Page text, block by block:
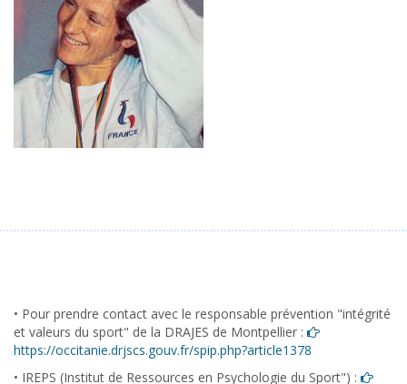
• Pour prendre contact avec le responsable prévention "intégrité
et valeurs du sport" de la DRAJES de Montpellier :
https://occitanie.drjscs.gouv.fr/spip.php?article1378
• IREPS (Institut de Ressources en Psychologie du Sport") :